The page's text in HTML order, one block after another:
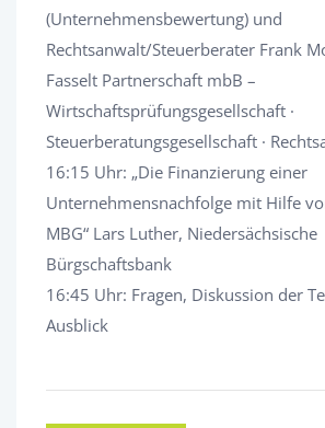
(Unternehmensbewertung) und
Rechtsanwalt/Steuerberater Frank
Fasselt Partnerschaft mbB –
Wirtschaftsprüfungsgesellschaft ·
Steuerberatungsgesellschaft ·
16:15 Uhr: „Die Finanzierung einer
Unternehmensnachfolge mit Hilfe
MBG“ Lars Luther, Niedersächsische
Bürgschaftsbank
16:45 Uhr: Fragen, Diskussion der
Ausblick